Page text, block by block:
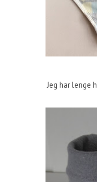
Jeg har lenge